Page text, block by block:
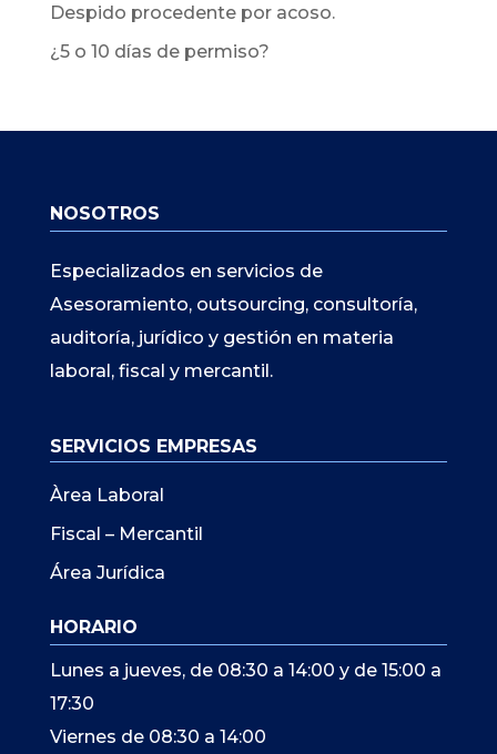
Despido procedente por acoso.
¿5 o 10 días de permiso?
NOSOTROS
Especializados en servicios de
Asesoramiento, outsourcing, consultoría,
auditoría, jurídico y gestión en materia
laboral, fiscal y mercantil.
SERVICIOS EMPRESAS
Àrea Laboral
Fiscal – Mercantil
Área Jurídica
HORARIO
Lunes a jueves, de 08:30 a 14:00 y de 15:00 a
17:30
Viernes de 08:30 a 14:00